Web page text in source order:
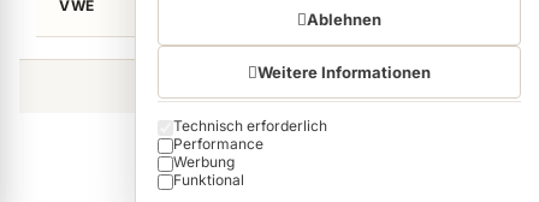
(z.B. Profilbildungen) / zu Zwecken Dritter
sondern auch deren Weiterverarbeitung durch
diese Anbieter einer Einwilligung. Die
Trackingdaten werden erst dann erhoben,
wenn Sie auf den in dem Button "Alle Cookies
akzeptieren" klicken. Bei den Partnern handelt
Ablehnen
Weitere Informationen
Cookie categories
Technisch erforderlich
Performance
Werbung
Funktional
VWE